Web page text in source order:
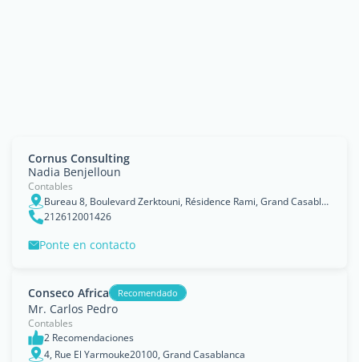
Cornus Consulting
Nadia Benjelloun
Contables
Bureau 8, Boulevard Zerktouni, Résidence Rami, Grand Casablanca
212612001426
Ponte en contacto
Conseco Africa Recomendado
Mr. Carlos Pedro
Contables
2 Recomendaciones
4, Rue El Yarmouke20100, Grand Casablanca